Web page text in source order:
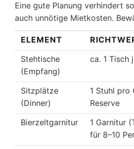
Eine gute Planung verhindert
auch unnötige Mietkosten.
ELEMENT
Stehtische
(Empfang)
ca. 1 Tisch
Sitzplätze
(Dinner)
1 Stuhl pro
Reserve
Bierzeltgarnitur
1 Garnitur
für 8–10